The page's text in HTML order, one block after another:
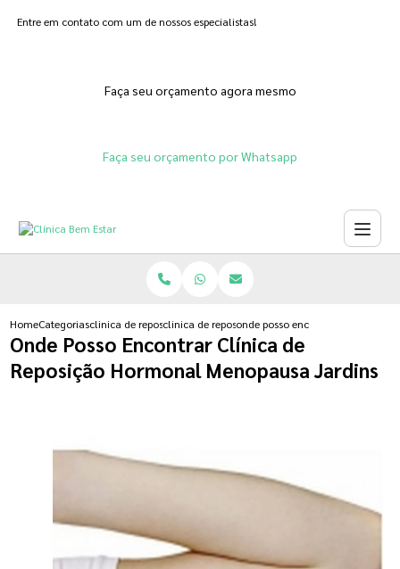
Entre em contato com um de nossos especialistas!
Faça seu orçamento agora mesmo
Faça seu orçamento por Whatsapp
HomeCategoriasclinica de reposicao hormonalclinica de reposicao hormonal feminina
onde posso encontrar clinica de
Onde Posso Encontrar Clínica de
Reposição Hormonal Menopausa Jardins